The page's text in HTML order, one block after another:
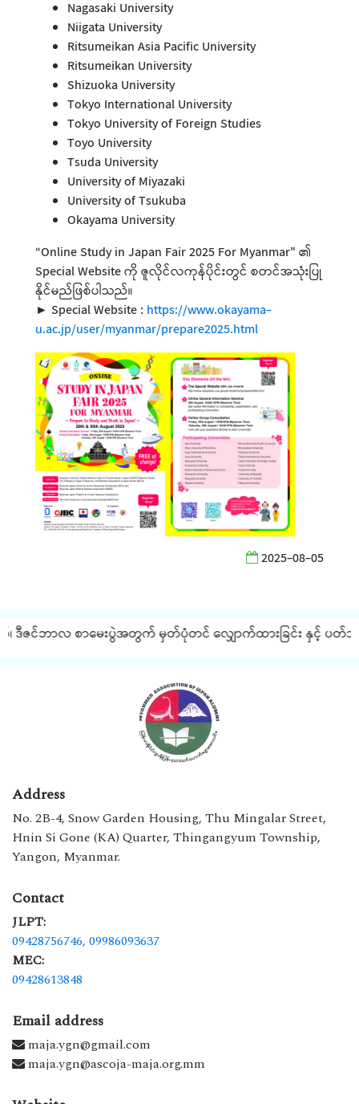
Nagasaki University
Niigata University
Ritsumeikan Asia Pacific University
Ritsumeikan University
Shizuoka University
Tokyo International University
Tokyo University of Foreign Studies
Toyo University
Tsuda University
University of Miyazaki
University of Tsukuba
Okayama University
“Online Study in Japan Fair 2025 For Myanmar" ၏
Special Website ကို ဇူလိုင်လကုန်ပိုင်းတွင် စတင်အသုံးပြု
နိုင်မည်ဖြစ်ပါသည်။
► Special Website : https://www.okayama-
u.ac.jp/user/myanmar/prepare2025.html
2025-08-05
ဒီဇင်ဘာလ စာမေးပွဲအတွက် မှတ်ပုံတင် လျှောက်ထားခြင်း နှင့် ပတ်သက်၍
Address
No. 2B-4, Snow Garden Housing, Thu Mingalar Street,
Hnin Si Gone (KA) Quarter, Thingangyum Township,
Yangon, Myanmar.
Contact
JLPT:
09428756746, 09986093637
MEC:
09428613848
Email address
maja.ygn@gmail.com
maja.ygn@ascoja-maja.org.mm